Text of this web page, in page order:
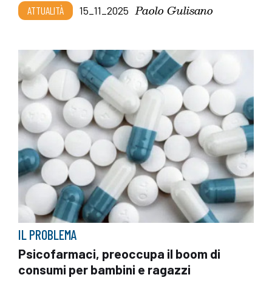
ATTUALITÀ 15_11_2025 Paolo Gulisano
IL PROBLEMA
Psicofarmaci, preoccupa il boom di
consumi per bambini e ragazzi